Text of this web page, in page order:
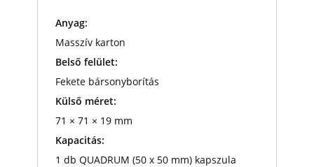
Anyag:
Masszív karton
Belső felület:
Fekete bársonyborítás
Külső méret:
71 × 71 × 19 mm
Kapacitás:
1 db QUADRUM (50 x 50 mm) kapszula